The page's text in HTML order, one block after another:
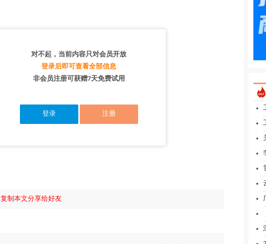
对不起，当前内容只对会员开放
登录后即可查看全部信息
非会员注册可获赠7天免费试用
登录 注册
复制本文分享给好友